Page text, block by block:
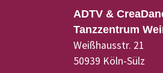
ADTV &
Tanzzentrum
Weißhausstr. 21
50939 Köln-Sülz